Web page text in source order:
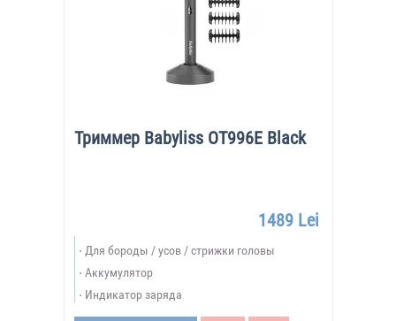
Триммер Babyliss OT996E Black
1489 Lei
Для бороды / усов / стрижки головы
Аккумулятор
Индикатор заряда